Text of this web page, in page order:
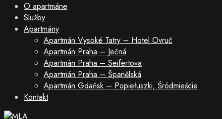
O apartmáne
Služby
Apartmány
Apartmán Vysoké Tatry – Hotel Ovruč
Apartmán Praha – Ječná
Apartmán Praha – Seifertova
Apartmán Praha – Španělská
Apartmán Gdaňsk – Popiełuszki, Śródmieście
Kontakt